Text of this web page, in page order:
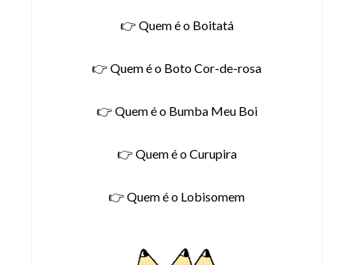
👉 Quem é o Boitatá
👉 Quem é o Boto Cor-de-rosa
👉 Quem é o Bumba Meu Boi
👉 Quem é o Curupira
👉 Quem é o Lobisomem